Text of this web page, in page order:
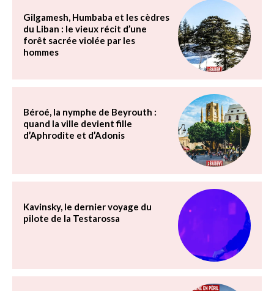
Gilgamesh, Humbaba et les cèdres
du Liban : le vieux récit d’une
forêt sacrée violée par les
hommes
Béroé, la nymphe de Beyrouth :
quand la ville devient fille
d’Aphrodite et d’Adonis
Kavinsky, le dernier voyage du
pilote de la Testarossa